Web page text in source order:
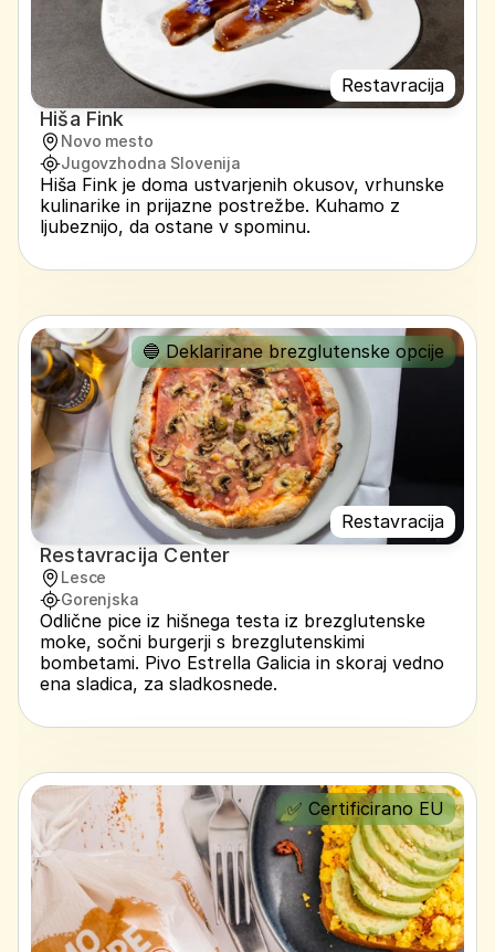
Restavracija
Hiša Fink
Novo mesto
Jugovzhodna Slovenija
Hiša Fink je doma ustvarjenih okusov, vrhunske
kulinarike in prijazne postrežbe. Kuhamo z
ljubeznijo, da ostane v spominu.
Restavracija
🔵 Deklarirane brezglutenske opcije
Restavracija Center
Lesce
Gorenjska
Odlične pice iz hišnega testa iz brezglutenske
moke, sočni burgerji s brezglutenskimi
bombetami. Pivo Estrella Galicia in skoraj vedno
ena sladica, za sladkosnede.
✅ Certificirano EU